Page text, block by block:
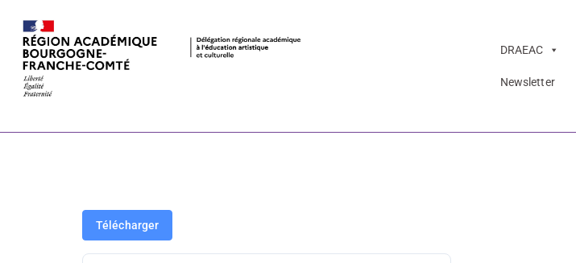
DRAEAC
Newsletter
Télécharger